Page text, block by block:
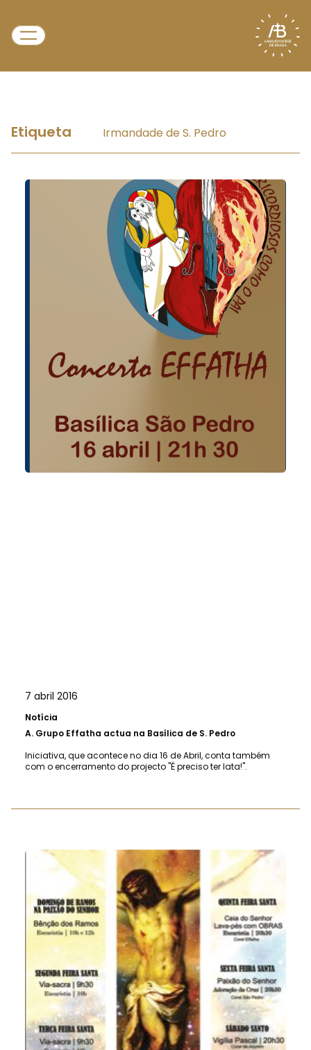
Etiqueta Irmandade de S. Pedro
7 abril 2016
Notícia
A. Grupo Effatha actua na Basílica de S. Pedro
Iniciativa, que acontece no dia 16 de Abril, conta também
com o encerramento do projecto "É preciso ter lata!".